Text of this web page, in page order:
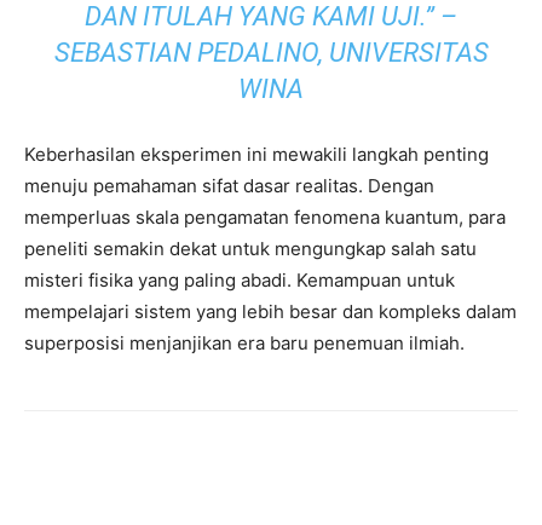
DAN ITULAH YANG KAMI UJI.” –
SEBASTIAN PEDALINO, UNIVERSITAS
WINA
Keberhasilan eksperimen ini mewakili langkah penting
menuju pemahaman sifat dasar realitas. Dengan
memperluas skala pengamatan fenomena kuantum, para
peneliti semakin dekat untuk mengungkap salah satu
misteri fisika yang paling abadi. Kemampuan untuk
mempelajari sistem yang lebih besar dan kompleks dalam
superposisi menjanjikan era baru penemuan ilmiah.